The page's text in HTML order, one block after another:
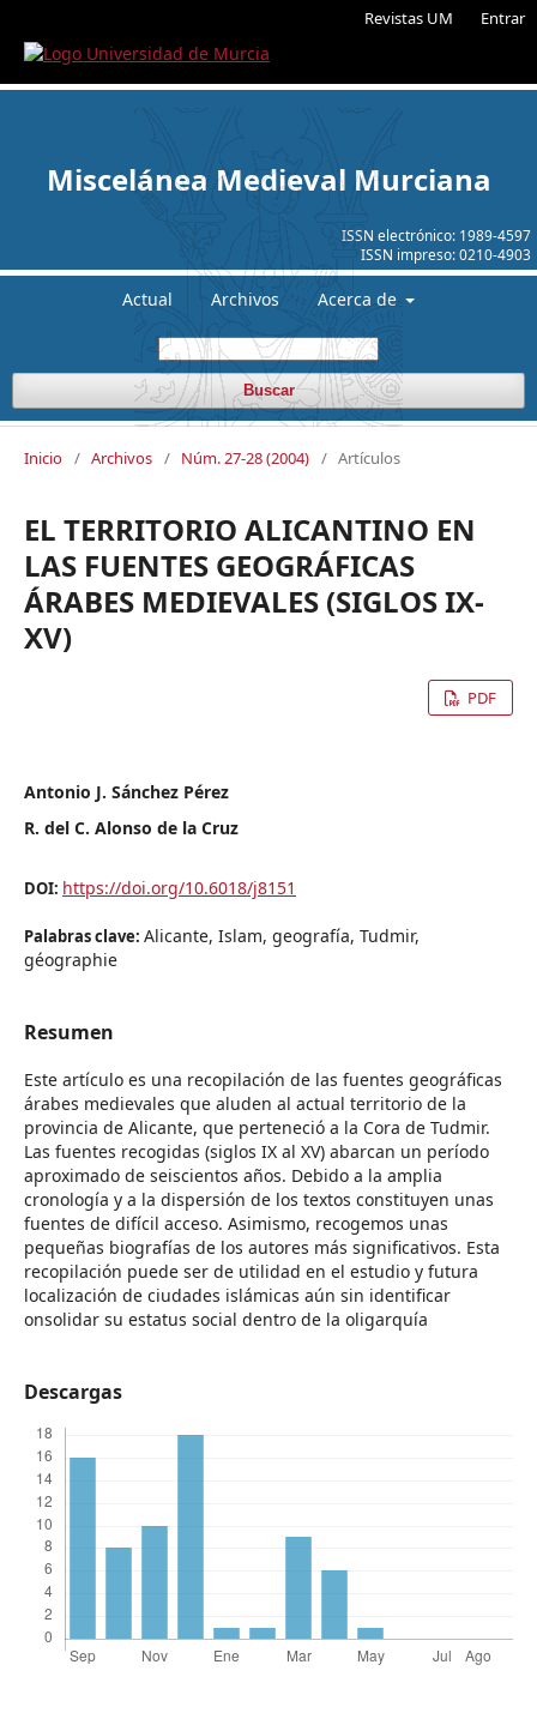
Revistas UM Entrar
ISSN electrónico: 1989-4597
ISSN impreso:0210-4903
Miscelánea Medieval Murciana
Actual Archivos Acerca de
Buscar
Inicio / Archivos / Núm. 27-28 (2004) / Artículos
EL TERRITORIO ALICANTINO EN
LAS FUENTES GEOGRÁFICAS
ÁRABES MEDIEVALES (SIGLOS IX-
XV)
PDF
Antonio J. Sánchez Pérez
R. del C. Alonso de la Cruz
DOI: https://doi.org/10.6018/j8151
Palabras clave: Alicante, Islam, geografía, Tudmir,
géographie
Resumen
Este artículo es una recopilación de las fuentes geográficas
árabes medievales que aluden al actual territorio de la
provincia de Alicante, que perteneció a la Cora de Tudmir.
Las fuentes recogidas (siglos IX al XV) abarcan un período
aproximado de seiscientos años. Debido a la amplia
cronología y a la dispersión de los textos constituyen unas
fuentes de difícil acceso. Asimismo, recogemos unas
pequeñas biografías de los autores más significativos. Esta
recopilación puede ser de utilidad en el estudio y futura
localización de ciudades islámicas aún sin identificar
onsolidar su estatus social dentro de la oligarquía
Descargas